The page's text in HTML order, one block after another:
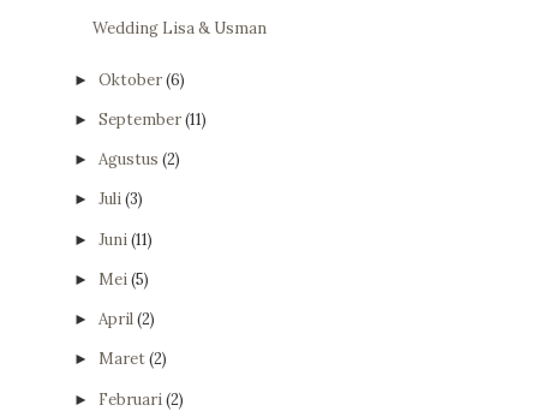
Wedding Lisa & Usman
► Oktober(6)
► September(11)
► Agustus (2)
► Juli(3)
► Juni(11)
► Mei(5)
► April(2)
► Maret(2)
► Februari(2)